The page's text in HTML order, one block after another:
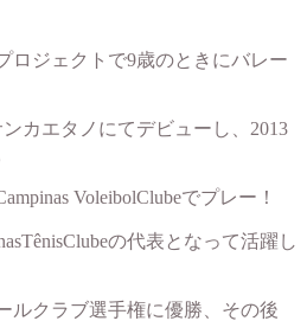
ロジェクトで9歳のときにバレー
ンカエタノにてデビューし、2013
VoleibolClubeでプレー！
の代表となって活躍し
ルクラブ選手権に優勝、その後